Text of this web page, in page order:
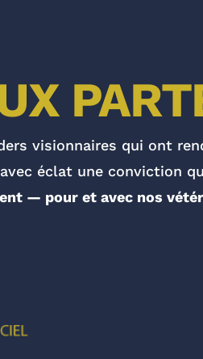
visionnaires qui ont
éclat une conviction
— pour et avec nos